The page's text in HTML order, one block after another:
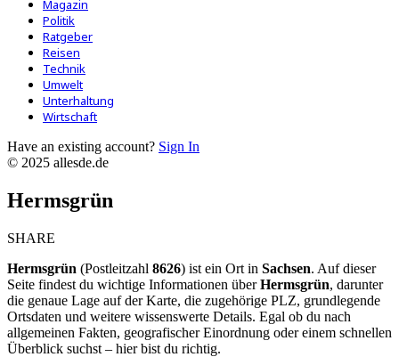
Magazin
Politik
Ratgeber
Reisen
Technik
Umwelt
Unterhaltung
Wirtschaft
Have an existing account? Sign In
© 2025 allesde.de
Hermsgrün
SHARE
Hermsgrün (Postleitzahl 8626) ist ein Ort in Sachsen. Auf dieser
Seite findest du wichtige Informationen überHermsgrün, darunter
die genaue Lage auf der Karte, die zugehörige PLZ, grundlegende
Ortsdaten und weitere wissenswerte Details. Egal ob du nach
allgemeinen Fakten, geografischer Einordnung oder einem schnellen
Überblick suchst – hier bist du richtig.